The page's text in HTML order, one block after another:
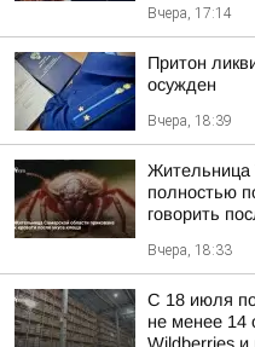
Вчера, 17:14
Притон
осужден
Вчера, 18:39
Жительница
полностью
говорить
Вчера, 18:33
С 18 июля по
не менее 14